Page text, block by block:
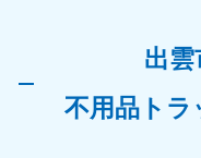
出雲
不用品トラ